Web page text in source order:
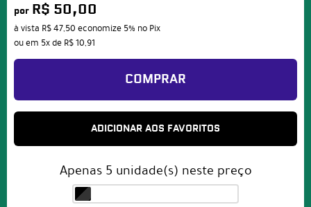
por R$ 50,00
à vista R$ 47,50 economize 5% no Pix
ou em 5xde R$ 10,91
COMPRAR
ADICIONAR AOS FAVORITOS
Apenas 5 unidade(s) neste preço